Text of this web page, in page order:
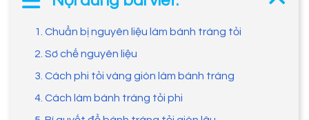
1. Chuẩn bị nguyên liệu làm bánh tráng tỏi
2. Sơ chế nguyên liệu
3. Cách phi tỏi vàng giòn làm bánh tráng
4. Cách làm bánh tráng tỏi phi